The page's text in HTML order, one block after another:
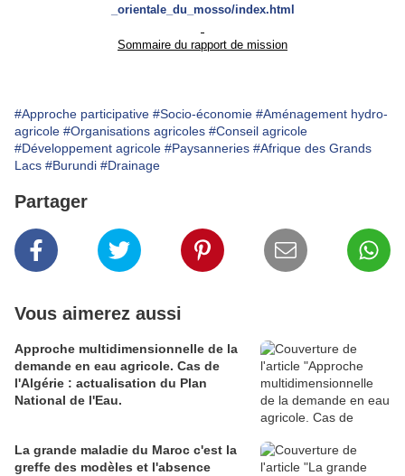
_orientale_du_mosso/index.html
Sommaire du rapport de mission
#Approche participative #Socio-économie #Aménagement hydro-
agricole #Organisations agricoles #Conseil agricole
#Développement agricole #Paysanneries #Afrique des Grands
Lacs #Burundi #Drainage
Partager
Vous aimerez aussi
Approche multidimensionnelle de la
demande en eau agricole. Cas de
l'Algérie : actualisation du Plan
National de l'Eau.
La grande maladie du Maroc c'est la
greffe des modèles et l'absence